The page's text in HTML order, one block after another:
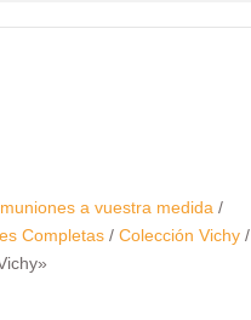
a vuestra medida /
Completas/ Colección Vichy/